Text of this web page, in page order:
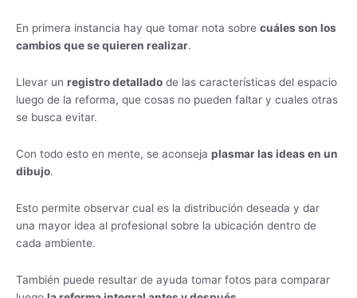
En primera instancia hay que tomar nota sobre cuáles son los
cambios que se quieren realizar.
Llevar un registro detallado de las características del espacio
luego de la reforma, que cosas no pueden faltar y cuales otras
se busca evitar.
Con todo esto en mente, se aconseja plasmar las ideas en un
dibujo.
Esto permite observar cual es la distribución deseada y dar
una mayor idea al profesional sobre la ubicación dentro de
cada ambiente.
También puede resultar de ayuda tomar fotos para comparar